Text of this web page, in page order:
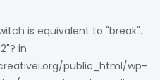
is equivalent to "break".
in
public_html/wp-